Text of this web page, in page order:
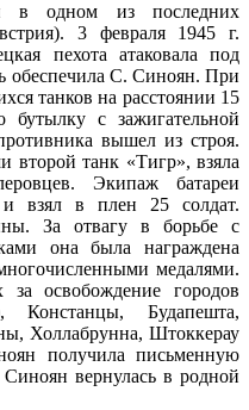
в одном из последних
3 февраля 1945 г.
пехота атаковала под
обеспечила С. Синоян. При
танков на расстоянии 15
с зажигательной
вышел из строя.
второй танк «Тигр», взяла
Экипаж батареи
взял в плен 25 солдат.
За отвагу в борьбе с
она была награждена
медалями.
освобождение городов
Будапешта,
Холлабрунна, Штоккерау
получила письменную
вернулась в родной